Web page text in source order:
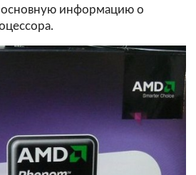
информацию о